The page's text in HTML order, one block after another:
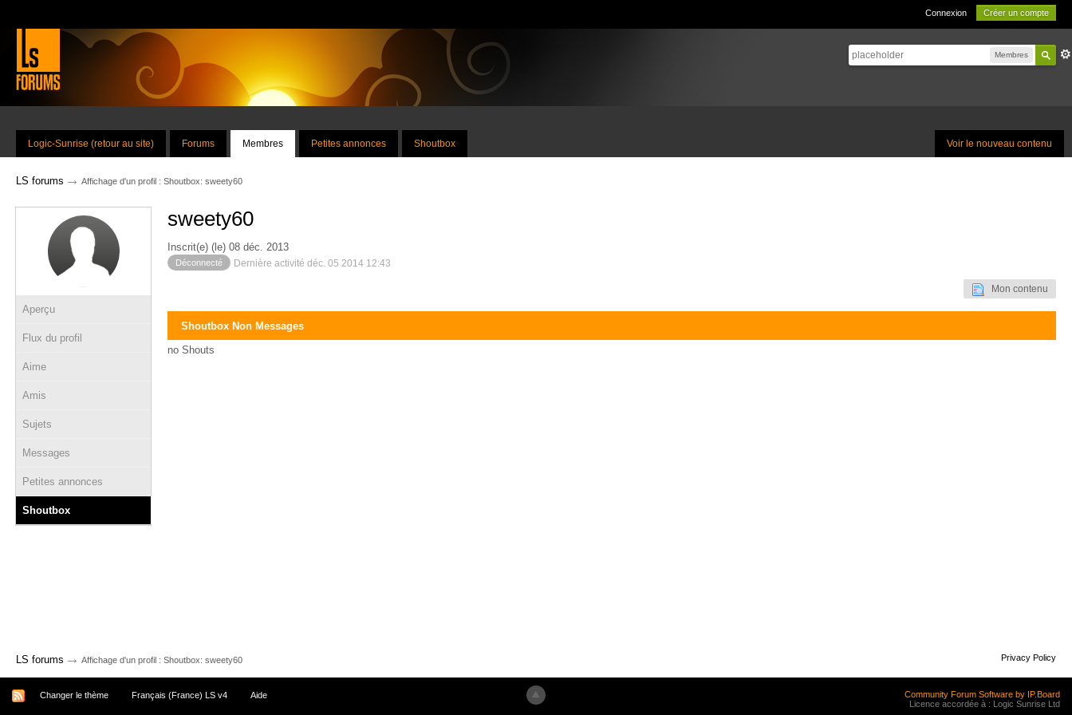
Connexion Créer un compte
Membres
Voir le nouveau contenu
Logic-Sunrise (retour au site) Forums Membres Petites annonces Shoutbox
LS forums → Affichage d'un profil : Shoutbox: sweety60
Aperçu
Flux du profil
Aime
Amis
Sujets
Messages
Petites annonces
Shoutbox
sweety60
Inscrit(e) (le) 08 déc. 2013
Déconnecté Dernière activité déc. 05 2014 12:43
Mon contenu
Shoutbox Non Messages
no Shouts
LS forums → Affichage d'un profil : Shoutbox: sweety60 Privacy Policy
Changer le thème Français (France) LS v4 Aide
Community Forum Software by IP.Board
Licence accordée à : Logic Sunrise Ltd